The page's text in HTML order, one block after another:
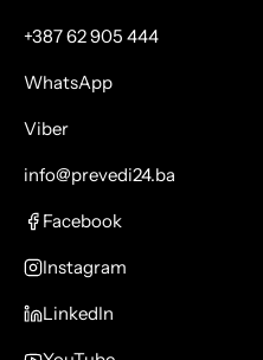
+387 62 905 444
WhatsApp
Viber
info@prevedi24.ba
Facebook
Instagram
LinkedIn